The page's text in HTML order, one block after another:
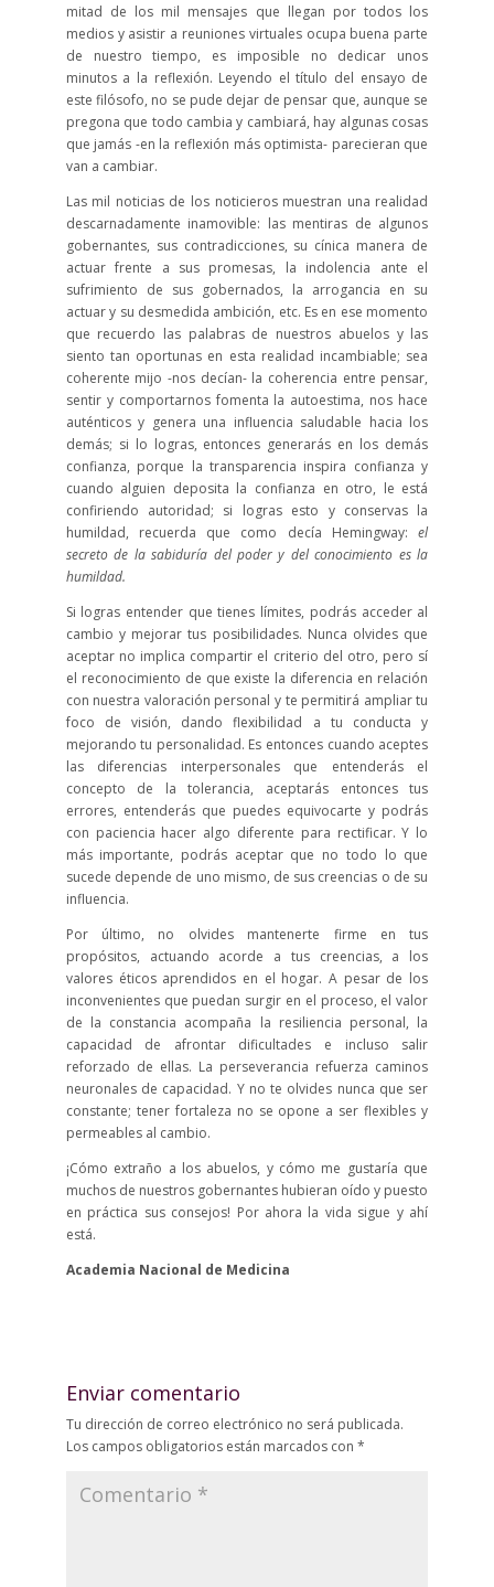
mitad de los mil mensajes que llegan por todos los
medios y asistir a reuniones virtuales ocupa buena parte
de nuestro tiempo, es imposible no dedicar unos
minutos a la reflexión. Leyendo el título del ensayo de
este filósofo, no se pude dejar de pensar que, aunque se
pregona que todo cambia y cambiará, hay algunas cosas
que jamás -en la reflexión más optimista- parecieran que
van a cambiar.
Las mil noticias de los noticieros muestran una realidad
descarnadamente inamovible: las mentiras de algunos
gobernantes, sus contradicciones, su cínica manera de
actuar frente a sus promesas, la indolencia ante el
sufrimiento de sus gobernados, la arrogancia en su
actuar y su desmedida ambición, etc. Es en ese momento
que recuerdo las palabras de nuestros abuelos y las
siento tan oportunas en esta realidad incambiable; sea
coherente mijo -nos decían- la coherencia entre pensar,
sentir y comportarnos fomenta la autoestima, nos hace
auténticos y genera una influencia saludable hacia los
demás; si lo logras, entonces generarás en los demás
confianza, porque la transparencia inspira confianza y
cuando alguien deposita la confianza en otro, le está
confiriendo autoridad; si logras esto y conservas la
humildad, recuerda que como decía Hemingway:el
secreto de la sabiduría del poder y del conocimiento es la
humildad.
Si logras entender que tienes límites, podrás acceder al
cambio y mejorar tus posibilidades. Nunca olvides que
aceptar no implica compartir el criterio del otro, pero sí
el reconocimiento de que existe la diferencia en relación
con nuestra valoración personal y te permitirá ampliar tu
foco de visión, dando flexibilidad a tu conducta y
mejorando tu personalidad. Es entonces cuando aceptes
las diferencias interpersonales que entenderás el
concepto de la tolerancia, aceptarás entonces tus
errores, entenderás que puedes equivocarte y podrás
con paciencia hacer algo diferente para rectificar. Y lo
más importante, podrás aceptar que no todo lo que
sucede depende de uno mismo, de sus creencias o de su
influencia.
Por último, no olvides mantenerte firme en tus
propósitos, actuando acorde a tus creencias, a los
valores éticos aprendidos en el hogar. A pesar de los
inconvenientes que puedan surgir en el proceso, el valor
de la constancia acompaña la resiliencia personal, la
capacidad de afrontar dificultades e incluso salir
reforzado de ellas. La perseverancia refuerza caminos
neuronales de capacidad. Y no te olvides nunca que ser
constante; tener fortaleza no se opone a ser flexibles y
permeables al cambio.
¡Cómo extraño a los abuelos, y cómo me gustaría que
muchos de nuestros gobernantes hubieran oído y puesto
en práctica sus consejos! Por ahora la vida sigue y ahí
está.
Academia Nacional de Medicina
Enviar comentario
Tu dirección de correo electrónico no será publicada.
Los campos obligatorios están marcados con *